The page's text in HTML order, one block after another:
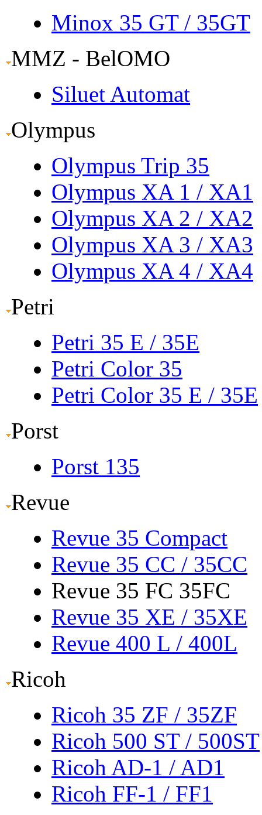
Minox 35 GT / 35GT
MMZ - BelOMO
Siluet Automat
Olympus
Olympus Trip 35
Olympus XA 1 / XA1
Olympus XA 2 / XA2
Olympus XA 3 / XA3
Olympus XA 4 / XA4
Petri
Petri 35 E / 35E
Petri Color 35
Petri Color 35 E / 35E
Porst
Porst 135
Revue
Revue 35 Compact
Revue 35 CC / 35CC
Revue 35 FC 35FC
Revue 35 XE / 35XE
Revue 400 L / 400L
Ricoh
Ricoh 35 ZF / 35ZF
Ricoh 500 ST / 500ST
Ricoh AD-1 / AD1
Ricoh FF-1 / FF1